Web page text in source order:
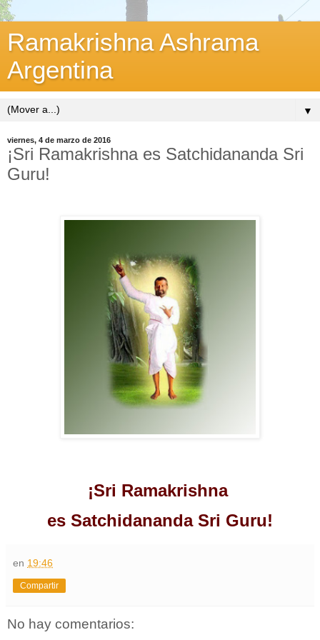
Ramakrishna Ashrama
Argentina
▼
viernes, 4 de marzo de 2016
¡Sri Ramakrishna es Satchidananda Sri
Guru!
¡Sri Ramakrishna
es Satchidananda Sri Guru!
en 19:46
Compartir
No hay comentarios: